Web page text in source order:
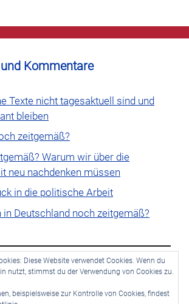
Kommentare
Texte nicht tagesaktuell sind und
bleiben
zeitgemäß?
Warum wir über die
neu nachdenken müssen
in die politische Arbeit
in Deutschland noch zeitgemäß?
vorhanden.
Diese Website verwendet Cookies. Wenn du
nutzt, stimmst du der Verwendung von Cookies zu.
beispielsweise zur Kontrolle von Cookies, findest